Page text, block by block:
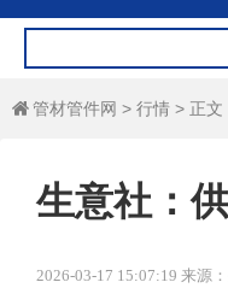
 管材管件网 > 行情 > 正文
生意社：
2026-03-17 15:07:19 来源